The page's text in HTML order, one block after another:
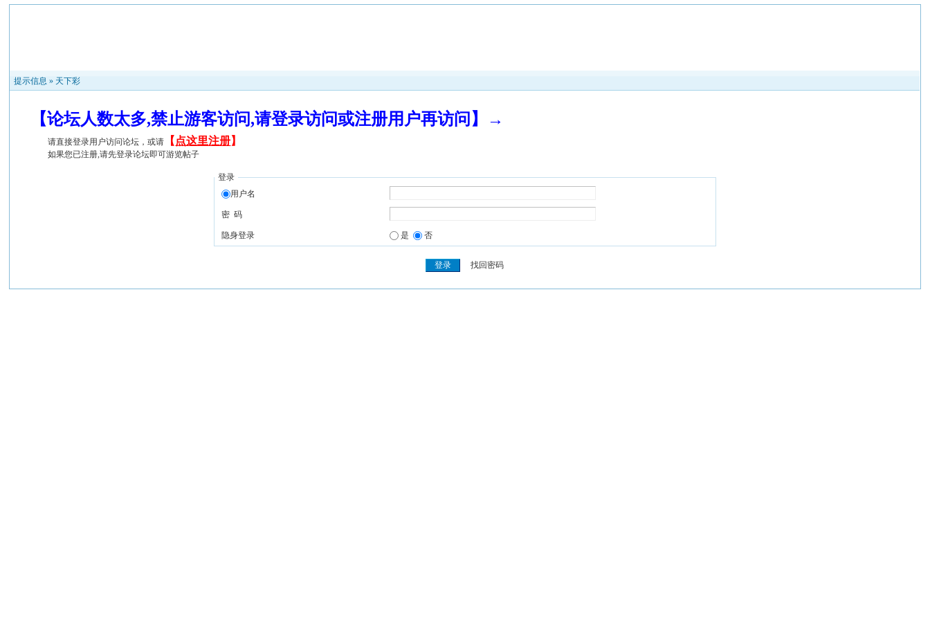
提示信息 » 天下彩
【论坛人数太多,禁止游客访问,请登录访问或注册用户再访问】→
请直接登录用户访问论坛，或请 【 点这里注册】
如果您已注册,请先登录论坛即可游览帖子
登录
用户名
密 码
隐身登录 是 否
找回密码